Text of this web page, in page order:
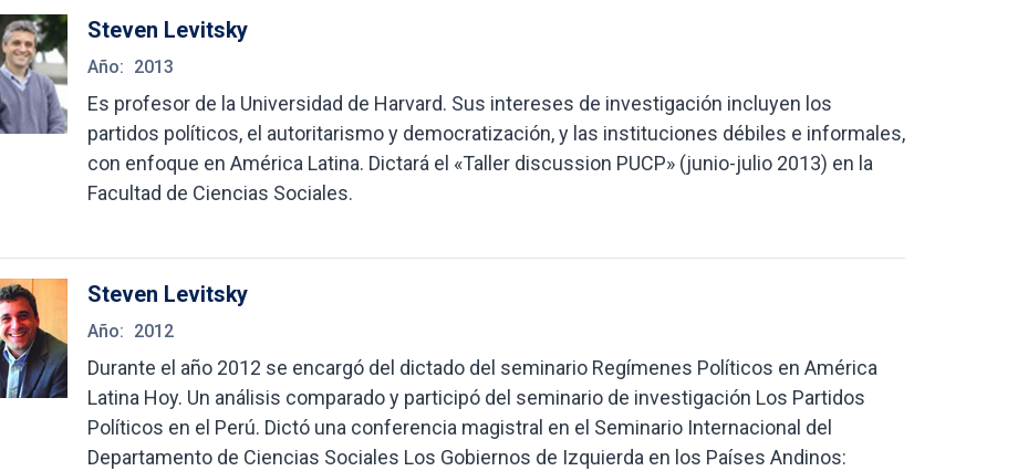
Steven Levitsky
Año: 2013
Es profesor de la Universidad de Harvard. Sus intereses de investigación incluyen los
partidos políticos, el autoritarismo y democratización, y las instituciones débiles e informales,
con enfoque en América Latina. Dictará el «Taller discussion PUCP» (junio-julio 2013) en la
Facultad de Ciencias Sociales.
Steven Levitsky
Año: 2012
Durante el año 2012 se encargó del dictado del seminario Regímenes Políticos en América
Latina Hoy. Un análisis comparado y participó del seminario de investigación Los Partidos
Políticos en el Perú. Dictó una conferencia magistral en el Seminario Internacional del
Departamento de Ciencias Sociales Los Gobiernos de Izquierda en los Países Andinos: